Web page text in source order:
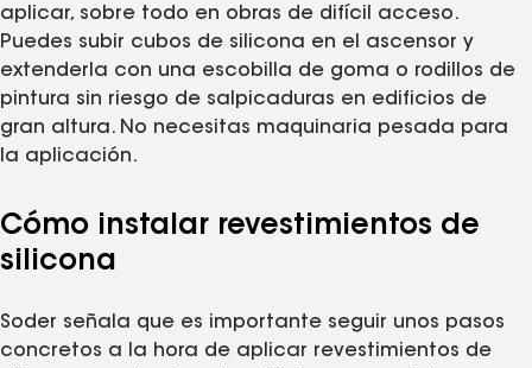
aplicar, sobre todo en obras de difícil acceso.
Puedes subir cubos de silicona en el ascensor y
extenderla con una escobilla de goma o rodillos de
pintura sin riesgo de salpicaduras en edificios de
gran altura. No necesitas maquinaria pesada para
la aplicación.
Cómo instalar revestimientos de
silicona
Soder señala que es importante seguir unos pasos
concretos a la hora de aplicar revestimientos de